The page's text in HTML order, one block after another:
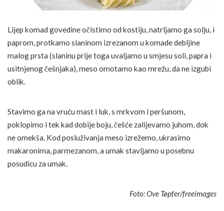
Lijep komad govedine očistimo od kostiju, natrljamo ga solju, i
paprom, protkamo slaninom izrezanom u komade debljine
malog prsta (slaninu prije toga uvaljamo u smjesu soli, papra i
usitnjenog češnjaka), meso omotamo kao mrežu, da ne izgubi
oblik.
Stavimo ga na vruću mast i luk, s mrkvom i peršunom,
poklopimo i tek kad dobije boju, češće zalijevamo juhom, dok
ne omekša. Kod posluživanja meso izrežemo, ukrasimo
makaronima, parmezanom, a umak stavljamo u posebnu
posudicu za umak.
Foto: Ove Tøpfer/freeimages